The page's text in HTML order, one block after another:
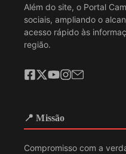
Além do site, o Portal
sociais, ampliando o
acesso rápido às
região.
📍 Missão
Compromisso com a